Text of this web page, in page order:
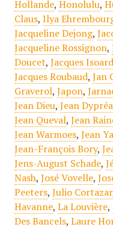
Hollande, Honolulu,
Claus, Ilya
Jacqueline Dejong,
Jacqueline Rossignon,
Doucet, Jacques Isoard
Jacques Roubaud, Jan
Graverol, Japon,
Jean Dieu, Jean
Jean Queval, Jean
Jean Warmoes, Jean
Jean-François Bory,
Jens-August Schade,
Nash, José Vovelle,
Peeters, Julio Cortazar
Havanne, La Louvière,
Des Bancels, Laure